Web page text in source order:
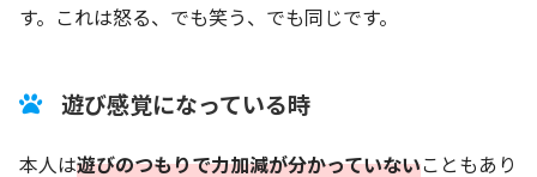
す。これは怒る、でも笑う、でも同じです。
遊び感覚になっている時
本人は遊びのつもりで力加減が分かっていないこともあり